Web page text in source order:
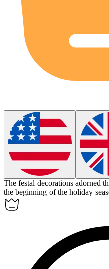
Thefestal decorations adorned
the beginning of the holiday